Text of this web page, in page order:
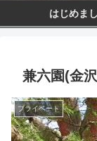
はじめま
兼六園(金
プライベート